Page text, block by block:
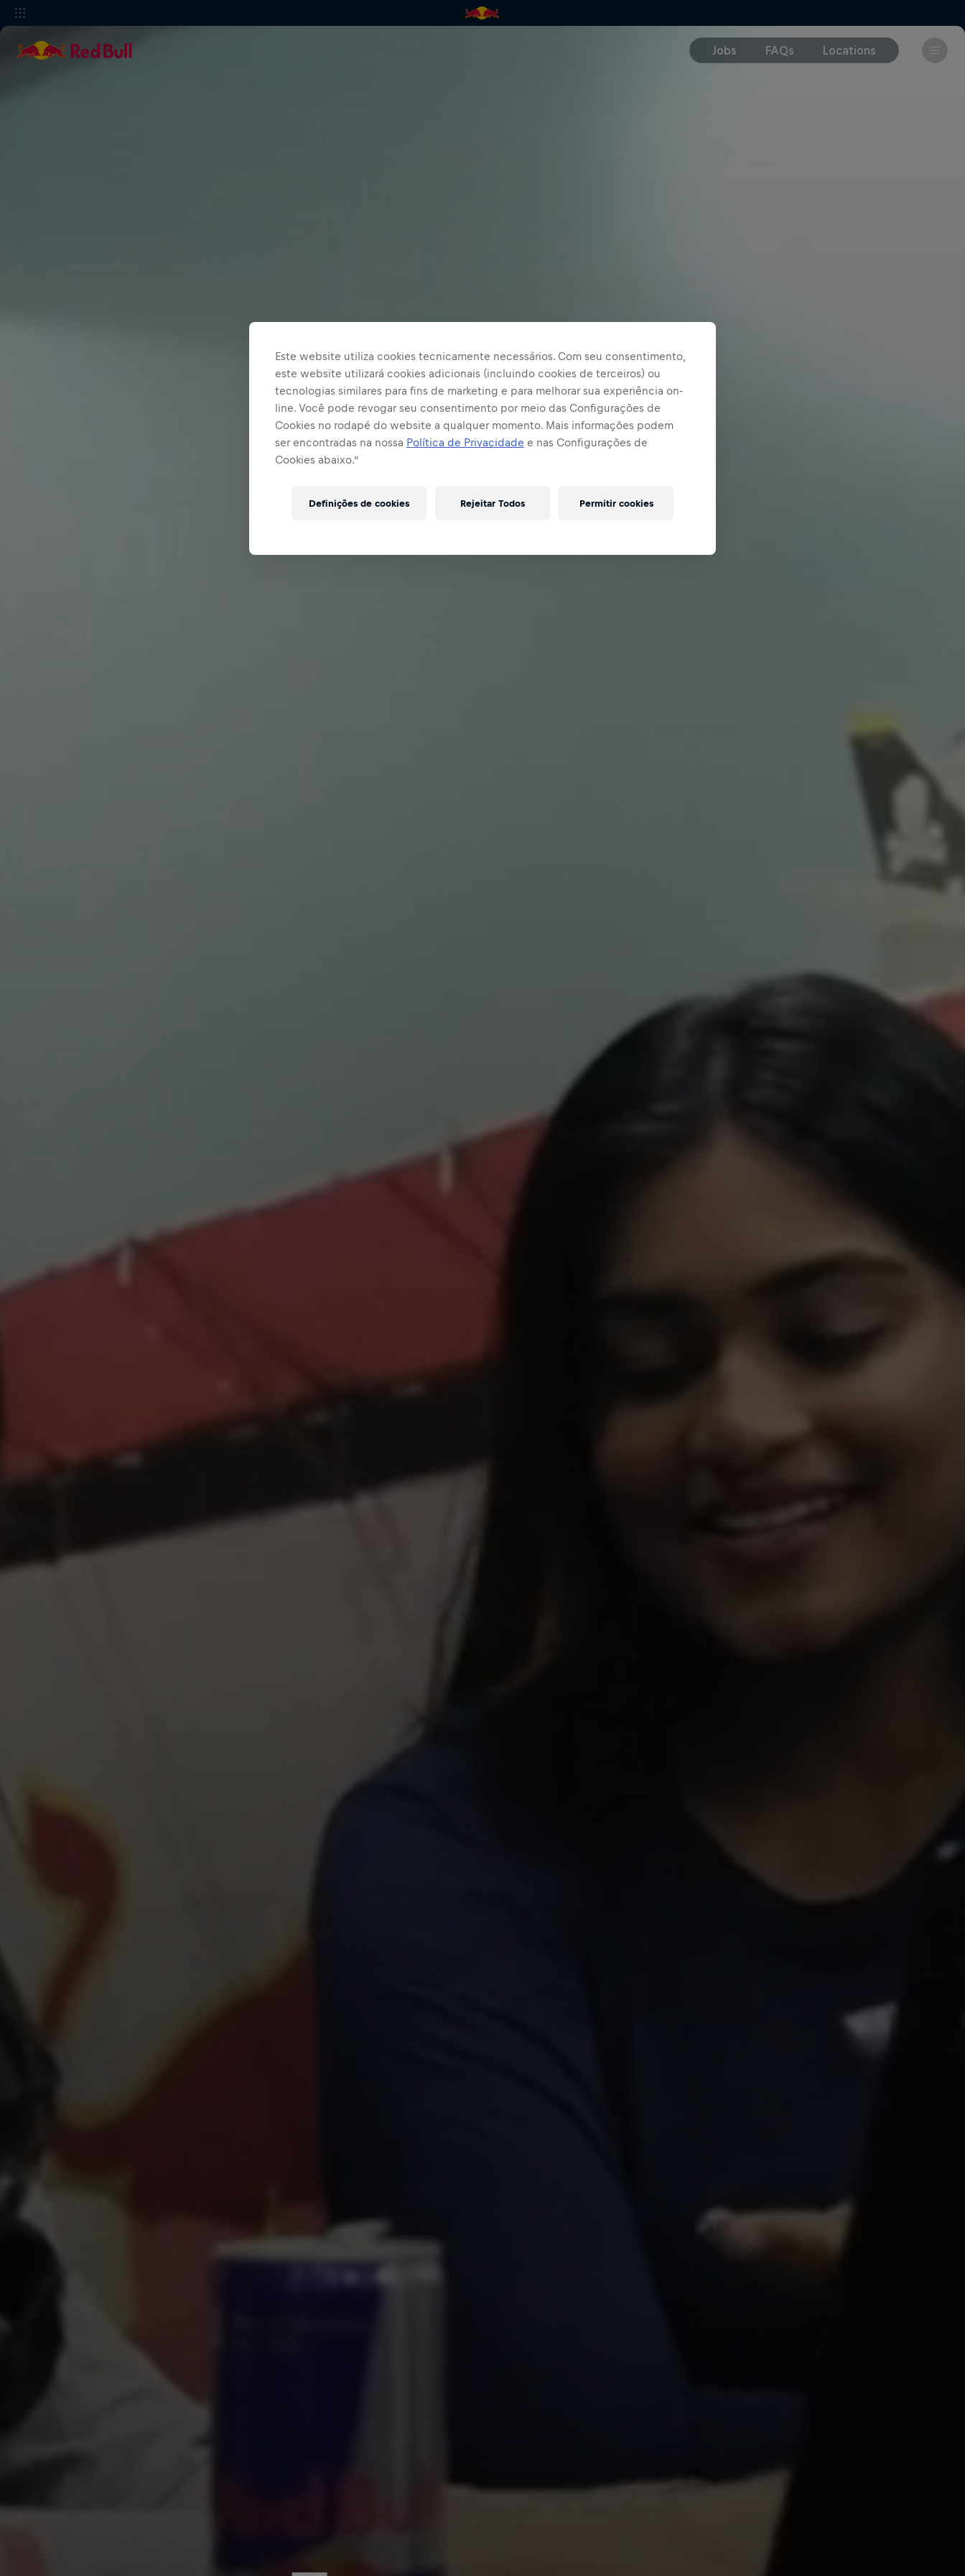
Este website utiliza cookies tecnicamente necessários. Com seu consentimento,
este website utilizará cookies adicionais (incluindo cookies de terceiros) ou
tecnologias similares para fins de marketing e para melhorar sua experiência on-
line. Você pode revogar seu consentimento por meio das Configurações de
Cookies no rodapé do website a qualquer momento. Mais informações podem
ser encontradas na nossa Política de Privacidade e nas Configurações de
Cookies abaixo.”
Rejeitar Todos Permitir cookies
Definições de cookies